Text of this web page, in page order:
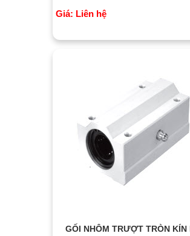
Giá: Liên hệ
GỐI NHÔM TRƯỢT TRÒN KÍN